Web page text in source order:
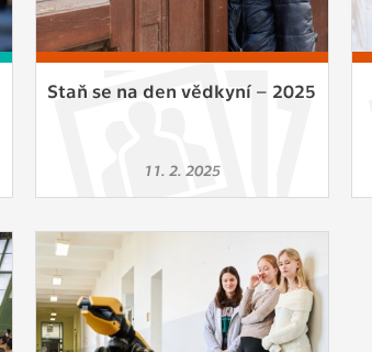
nabídek a cílení obsahu podle
systémů třetích stran, které nám s
přiřazeny do některé z kategorií
Staň se na den vědkyní – 2025
11. 2. 2025